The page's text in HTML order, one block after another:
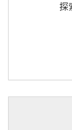
探